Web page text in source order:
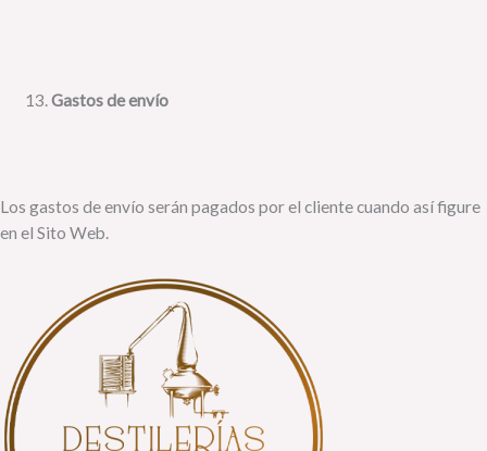
Gastos de envío
Los gastos de envío serán pagados por el cliente cuando así figure
en el Sito Web.